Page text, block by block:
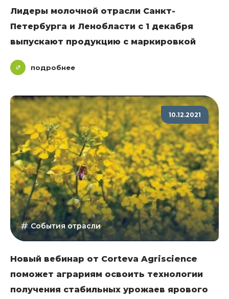
Лидеры молочной отрасли Санкт-
Петербурга и Ленобласти с 1 декабря
выпускают продукцию с маркировкой
подробнее
10.12.2021
События отрасли
Новый вебинар от Corteva Agriscience
поможет аграриям освоить технологии
получения стабильных урожаев ярового